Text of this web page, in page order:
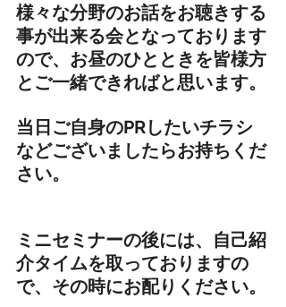
様々な分野のお話をお聴きする
事が出来る会となっております
ので、お昼のひとときを皆様方
とご一緒できればと思います。
当日ご自身のPRしたいチラシ
などございましたらお持ちくだ
さい。
ミニセミナーの後には、自己紹
介タイムを取っておりますの
で、その時にお配りください。